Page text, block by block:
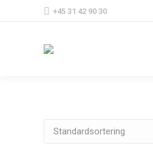
+45 31 42 90 30